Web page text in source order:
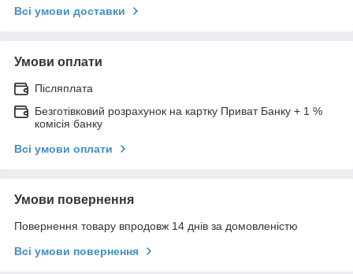
Всі умови доставки
Умови оплати
Післяплата
Безготівковий розрахунок на картку Приват Банку + 1 %
комісія банку
Всі умови оплати
Умови повернення
Повернення товару впродовж 14 днів за домовленістю
Всі умови повернення